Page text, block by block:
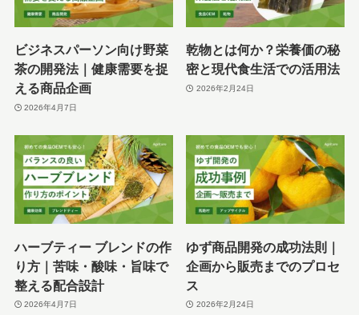
ビジネスパーソン向け野菜
茶の開発法｜健康需要を捉
える商品企画
2026年4月7日
乾物とは何か？栄養価の秘
密と現代食生活での活用法
2026年2月24日
ハーブティー ブレンドの作
り方｜苦味・酸味・旨味で
整える配合設計
2026年4月7日
ゆず商品開発の成功法則｜
企画から販売までのプロセ
ス
2026年2月24日